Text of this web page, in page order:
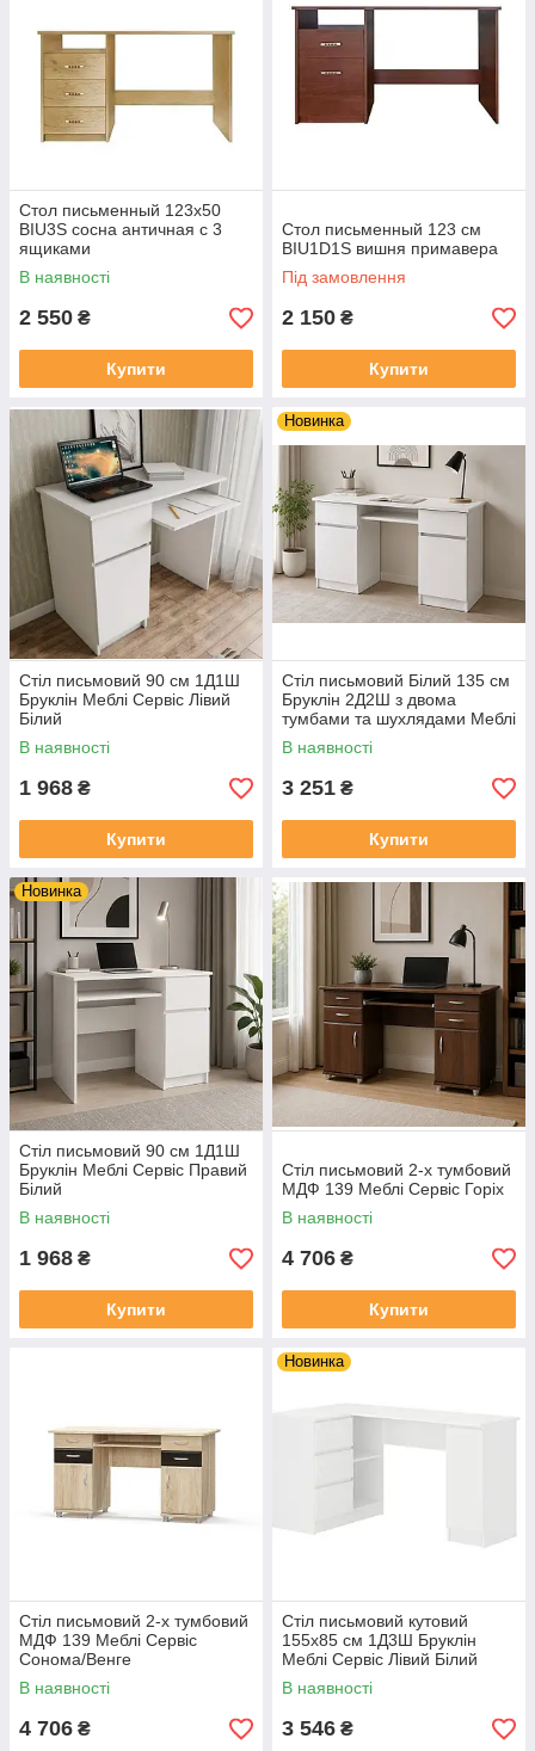
Стол письменный 123х50
BIU3S сосна античная с 3
ящиками
В наявності
2 550 ₴
Купити
Стол письменный 123 см
BIU1D1S вишня примавера
Під замовлення
2 150 ₴
Купити
Стіл письмовий 90 см 1Д1Ш
Бруклін Меблі Сервіс Лівий
Білий
В наявності
1 968 ₴
Купити
Новинка
Стіл письмовий Білий 135 см
Бруклін 2Д2Ш з двома
тумбами та шухлядами Меблі
Сервіс
В наявності
3 251 ₴
Купити
Новинка
Стіл письмовий 90 см 1Д1Ш
Бруклін Меблі Сервіс Правий
Білий
В наявності
1 968 ₴
Купити
Стіл письмовий 2-х тумбовий
МДФ 139 Меблі Сервіс Горіх
В наявності
4 706 ₴
Купити
Стіл письмовий 2-х тумбовий
МДФ 139 Меблі Сервіс
Сонома/Венге
В наявності
4 706 ₴
Новинка
Стіл письмовий кутовий
155х85 см 1Д3Ш Бруклін
Меблі Сервіс Лівий Білий
В наявності
3 546 ₴